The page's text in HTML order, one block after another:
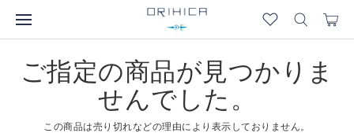
ご指定の商品が見つかりま
せんでした。
この商品は売り切れなどの理由により表示しておりません。